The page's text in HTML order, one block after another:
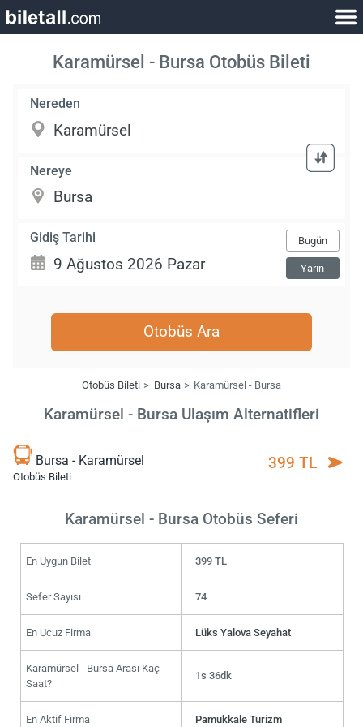
Karamürsel - Bursa Otobüs Bileti
Nereden
Nereye
Gidiş Tarihi Bugün
Yarın
Otobüs Ara
Otobüs Bileti Bursa Karamürsel - Bursa
Karamürsel - Bursa Ulaşım Alternatifleri
Bursa - Karamürsel
Otobüs Bileti
399 TL
Karamürsel - Bursa Otobüs Seferi
En Uygun Bilet 399 TL
Sefer Sayısı 74
En Ucuz Firma Lüks Yalova Seyahat
Karamürsel - Bursa Arası Kaç
Saat?
1s 36dk
En Aktif Firma Pamukkale Turizm